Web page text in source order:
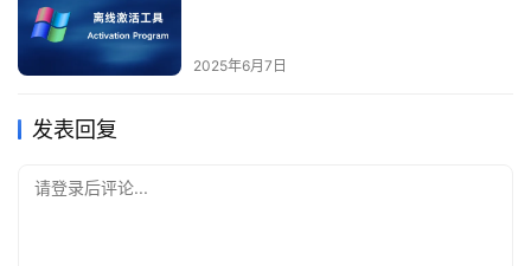
2025年6月7日
发表回复
请登录后评论...